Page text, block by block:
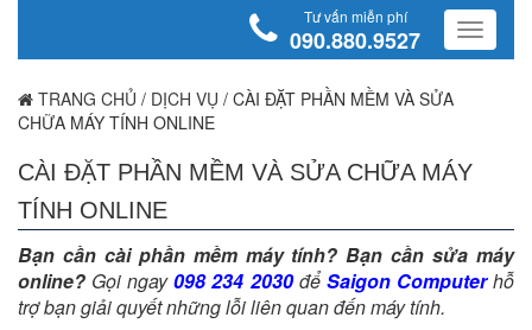
Tư vấn miễn phí
090.880.9527
TRANG CHỦ / DỊCH VỤ / CÀI ĐẶT PHẦN MỀM VÀ SỬA
CHỮA MÁY TÍNH ONLINE
CÀI ĐẶT PHẦN MỀM VÀ SỬA CHỮA MÁY
TÍNH ONLINE
Bạn cần cài phần mềm máy tính? Bạn cần sửa máy
online? Gọi ngay098 234 2030đểSaigon Computerhỗ
trợ bạn giải quyết những lỗi liên quan đến máy tính.